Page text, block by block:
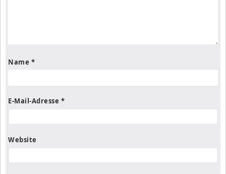
Name *
E-Mail-Adresse *
Website